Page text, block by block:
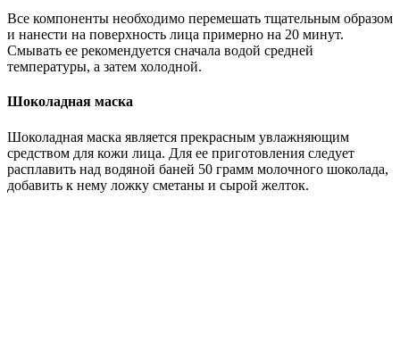
Все компоненты необходимо перемешать тщательным образом
и нанести на поверхность лица примерно на 20 минут.
Смывать ее рекомендуется сначала водой средней
температуры, а затем холодной.
Шоколадная маска
Шоколадная маска является прекрасным увлажняющим
средством для кожи лица. Для ее приготовления следует
расплавить над водяной баней 50 грамм молочного шоколада,
добавить к нему ложку сметаны и сырой желток.